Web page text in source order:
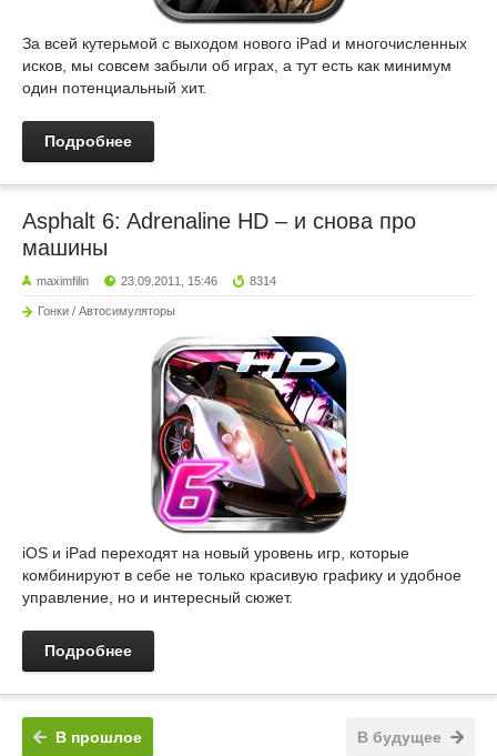
За всей кутерьмой с выходом нового iPad и многочисленных
исков, мы совсем забыли об играх, а тут есть как минимум
один потенциальный хит.
Подробнее
Asphalt 6: Adrenaline HD – и снова про
машины
maximfilin 23.09.2011, 15:46 8314
Гонки / Автосимуляторы
iOS и iPad переходят на новый уровень игр, которые
комбинируют в себе не только красивую графику и удобное
управление, но и интересный сюжет.
Подробнее
В будущее
В прошлое